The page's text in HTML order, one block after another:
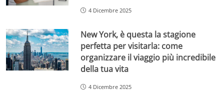
4 Dicembre 2025
New York, è questa la stagione
perfetta per visitarla: come
organizzare il viaggio più incredibile
della tua vita
4 Dicembre 2025